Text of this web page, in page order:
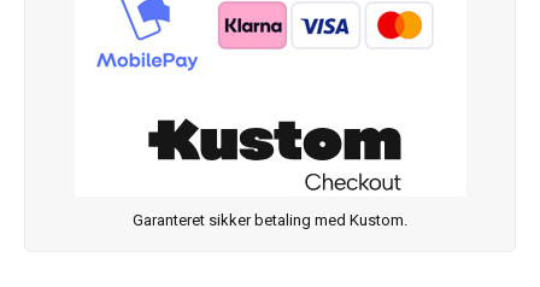
Garanteret sikker betaling med Kustom.